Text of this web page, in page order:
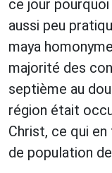
ce jour
aussi peu
maya
majorité des
septième au
région était
Christ, ce qui
de population